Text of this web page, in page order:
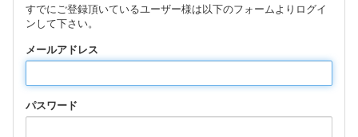
すでにご登録頂いているユーザー様は以下のフォームよりログイ
ンして下さい。
メールアドレス
パスワード